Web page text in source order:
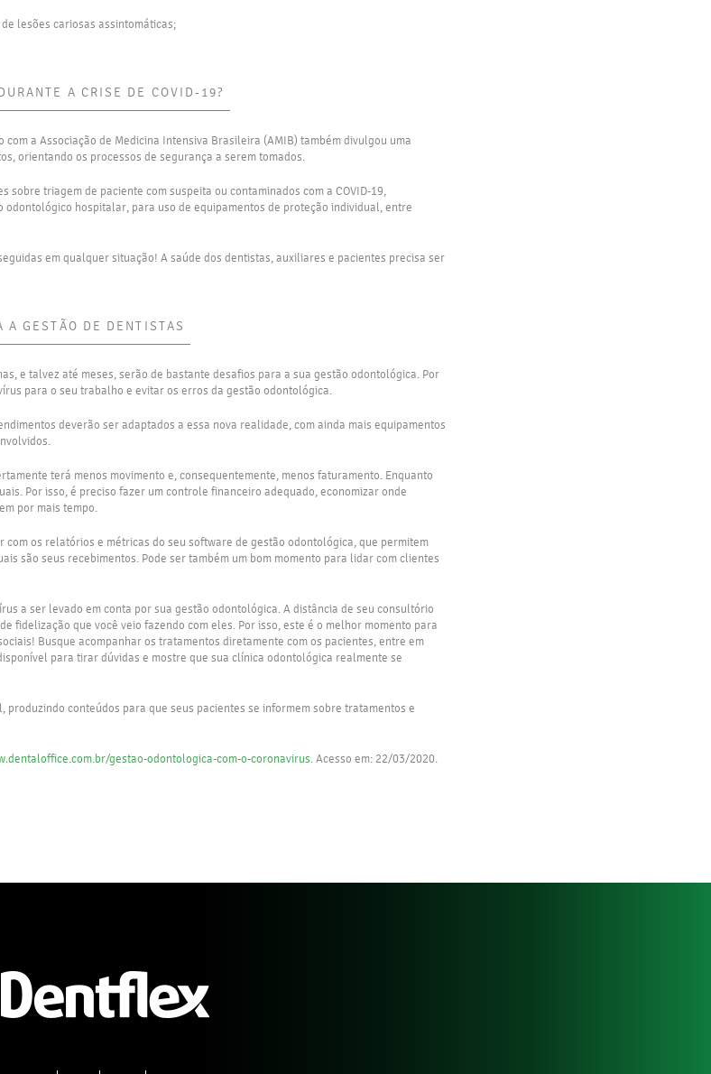
lesões cariosas assintomáticas;
A CRISE DE COVID-19?
com a Associação de Medicina Intensiva Brasileira (AMIB) também divulgou uma
orientando os processos de segurança a serem tomados.
sobre triagem de paciente com suspeita ou contaminados com a COVID-19,
hospitalar, para uso de equipamentos de proteção individual, entre
em qualquer situação! A saúde dos dentistas, auxiliares e pacientes precisa ser
A GESTÃO DE DENTISTAS
e talvez até meses, serão de bastante desafios para a sua gestão odontológica. Por
para o seu trabalho e evitar os erros da gestão odontológica.
deverão ser adaptados a essa nova realidade, com ainda mais equipamentos
terá menos movimento e, consequentemente, menos faturamento. Enquanto
Por isso, é preciso fazer um controle financeiro adequado, economizar onde
por mais tempo.
com os relatórios e métricas do seu software de gestão odontológica, que permitem
são seus recebimentos. Pode ser também um bom momento para lidar com clientes
a ser levado em conta por sua gestão odontológica. A distância de seu consultório
fidelização que você veio fazendo com eles. Por isso, este é o melhor momento para
Busque acompanhar os tratamentos diretamente com os pacientes, entre em
para tirar dúvidas e mostre que sua clínica odontológica realmente se
produzindo conteúdos para que seus pacientes se informem sobre tratamentos e
gestao-odontologica-com-o-coronavirus. Acesso em: 22/03/2020.